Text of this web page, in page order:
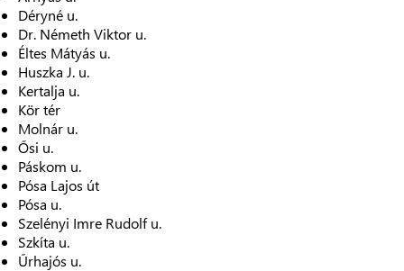
Déryné u.
Dr. Németh Viktor u.
Éltes Mátyás u.
Huszka J. u.
Kertalja u.
Kör tér
Molnár u.
Ősi u.
Páskom u.
Pósa Lajos út
Pósa u.
Szelényi Imre Rudolf u.
Szkíta u.
Űrhajós u.